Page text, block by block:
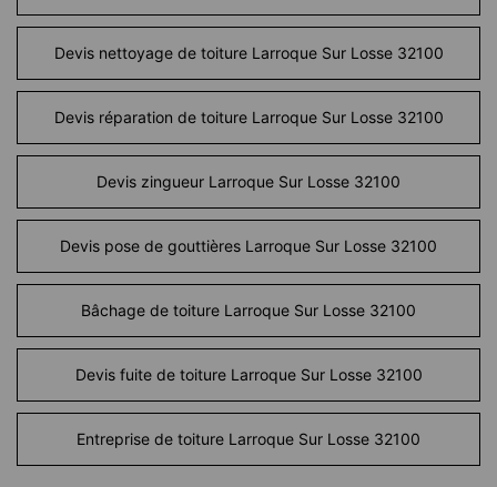
Devis nettoyage de toiture Larroque Sur Losse 32100
Devis réparation de toiture Larroque Sur Losse 32100
Devis zingueur Larroque Sur Losse 32100
Devis pose de gouttières Larroque Sur Losse 32100
Bâchage de toiture Larroque Sur Losse 32100
Devis fuite de toiture Larroque Sur Losse 32100
Entreprise de toiture Larroque Sur Losse 32100